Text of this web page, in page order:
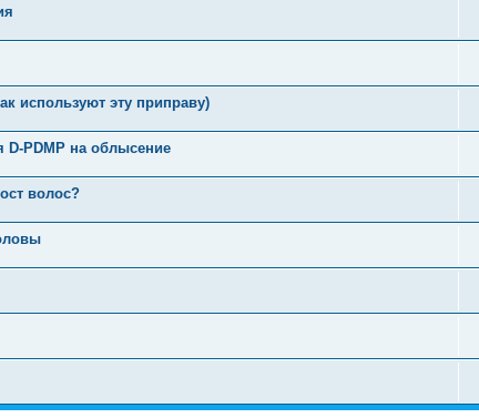
используют эту приправу)
D-PDMP на облысение
волос?